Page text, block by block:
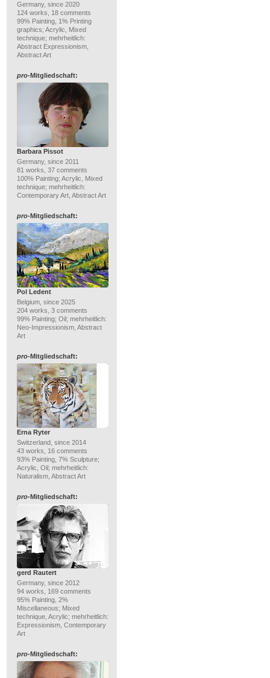
Germany, since 2020
124 works, 18 comments
99% Painting, 1% Printing
graphics; Acrylic, Mixed
technique; mehrheitlich:
Abstract Expressionism,
Abstract Art
pro-Mitgliedschaft:
Barbara Pissot
Germany, since 2011
81 works, 37 comments
100% Painting; Acrylic, Mixed
technique; mehrheitlich:
Contemporary Art, Abstract Art
pro-Mitgliedschaft:
Pol Ledent
Belgium, since 2025
204 works, 3 comments
99% Painting; Oil; mehrheitlich:
Neo-Impressionism, Abstract
Art
pro-Mitgliedschaft:
Erna Ryter
Switzerland, since 2014
43 works, 16 comments
93% Painting, 7% Sculpture;
Acrylic, Oil; mehrheitlich:
Naturalism, Abstract Art
pro-Mitgliedschaft:
gerd Rautert
Germany, since 2012
94 works, 169 comments
95% Painting, 2%
Miscellaneous; Mixed
technique, Acrylic; mehrheitlich:
Expressionism, Contemporary
Art
pro-Mitgliedschaft: